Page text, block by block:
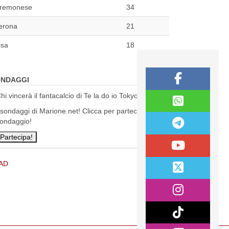
34
21
18
vincerà il fantacalcio di Te la do io Tokyo?
di Marione.net! Clicca per partecipare al